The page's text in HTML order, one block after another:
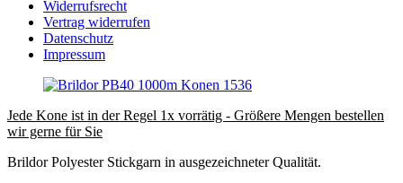
Widerrufsrecht
Vertrag widerrufen
Datenschutz
Impressum
Jede Kone ist in der Regel 1x vorrätig - Größere Mengen bestellen
wir gerne für Sie
Brildor Polyester Stickgarn in ausgezeichneter Qualität.